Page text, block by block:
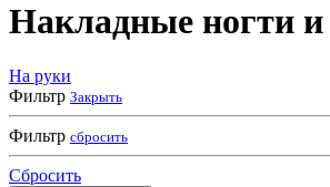
Накладные ногти
На руки
Фильтр Закрыть
Фильтр сбросить
Сбросить